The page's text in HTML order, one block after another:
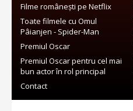
Filme românești pe Netflix
Toate filmele cu Omul
Pâianjen - Spider-Man
Premiul Oscar
Premiul Oscar pentru cel mai
bun actor în rol principal
Contact